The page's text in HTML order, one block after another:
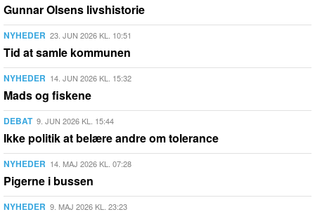
Gunnar Olsens livshistorie
NYHEDER 23. JUN 2026 KL. 10:51
Tid at samle kommunen
NYHEDER 14. JUN 2026 KL. 15:32
Mads og fiskene
DEBAT 9. JUN 2026 KL. 15:44
Ikke politik at belære andre om tolerance
NYHEDER 14. MAJ 2026 KL. 07:28
Pigerne i bussen
NYHEDER 9. MAJ 2026 KL. 23:23